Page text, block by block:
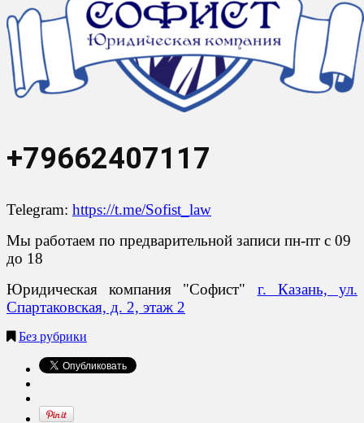
+79662407117
Telegram: https://t.me/Sofist_law
Мы работаем по предварительной записи пн-пт с 09
до 18
Юридическая компания "Софист" г. Казань, ул.
Спартаковская, д. 2, этаж 2
Без рубрики